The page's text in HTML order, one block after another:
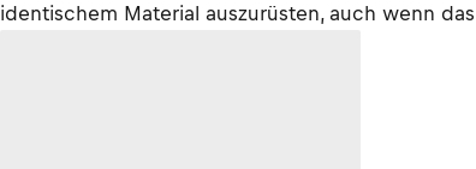
identischem Material auszurüsten, auch wenn